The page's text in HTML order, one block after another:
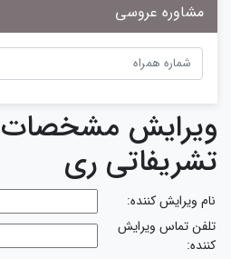
مشاوره عروسی
ویرایش مشخصات
تشریفاتی ری
نام ویرایش کننده:
تلفن تماس ویرایش
کننده: